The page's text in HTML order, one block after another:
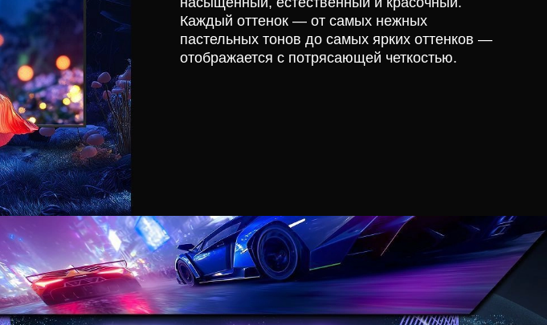
Каждый оттенок — от самых нежных
пастельных тонов до самых ярких оттенков —
отображается с потрясающей четкостью.